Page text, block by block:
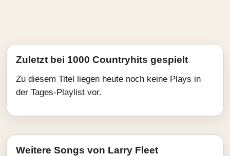
Zuletzt bei 1000 Countryhits gespielt
Zu diesem Titel liegen heute noch keine Plays in
der Tages-Playlist vor.
Weitere Songs von Larry Fleet